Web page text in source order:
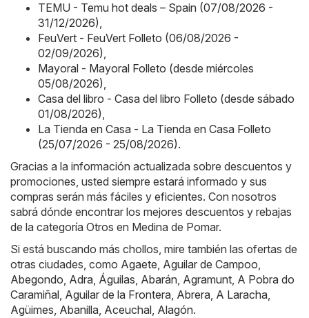
TEMU - Temu hot deals – Spain (07/08/2026 -
31/12/2026),
FeuVert - FeuVert Folleto (06/08/2026 -
02/09/2026),
Mayoral - Mayoral Folleto (desde miércoles
05/08/2026),
Casa del libro - Casa del libro Folleto (desde sábado
01/08/2026),
La Tienda en Casa - La Tienda en Casa Folleto
(25/07/2026 - 25/08/2026).
Gracias a la información actualizada sobre descuentos y
promociones, usted siempre estará informado y sus
compras serán más fáciles y eficientes. Con nosotros
sabrá dónde encontrar los mejores descuentos y rebajas
de la categoría Otros en Medina de Pomar.
Si está buscando más chollos, mire también las ofertas de
otras ciudades, como Agaete, Aguilar de Campoo,
Abegondo, Adra, Águilas, Abarán, Agramunt, A Pobra do
Caramiñal, Aguilar de la Frontera, Abrera, A Laracha,
Agüimes, Abanilla, Aceuchal, Alagón.